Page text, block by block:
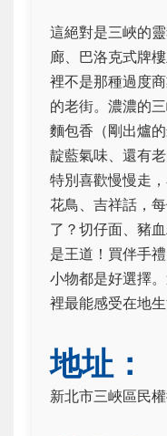
這絕對是三峽的
廊、巴洛克式牌
裡不是那種過度
的老街。濃濃的
麵包香（剛出爐
靛藍氣味、還有
特別喜歡慢慢走
花鳥、吉祥話，
了？切仔面、豬
是王道！買伴手
小物都是好選擇
裡最能感受在地生
地址：
新北市三峽區民